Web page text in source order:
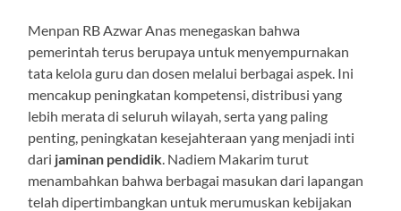
Menpan RB Azwar Anas menegaskan bahwa
pemerintah terus berupaya untuk menyempurnakan
tata kelola guru dan dosen melalui berbagai aspek. Ini
mencakup peningkatan kompetensi, distribusi yang
lebih merata di seluruh wilayah, serta yang paling
penting, peningkatan kesejahteraan yang menjadi inti
dari jaminan pendidik . Nadiem Makarim turut
menambahkan bahwa berbagai masukan dari lapangan
telah dipertimbangkan untuk merumuskan kebijakan